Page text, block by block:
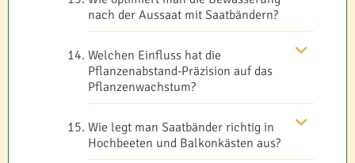
nach der Aussaat mit Saatbändern?
Welchen Einfluss hat die
Pflanzenabstand-Präzision auf das
Pflanzenwachstum?
Wie legt man Saatbänder richtig in
Hochbeeten und Balkonkästen aus?